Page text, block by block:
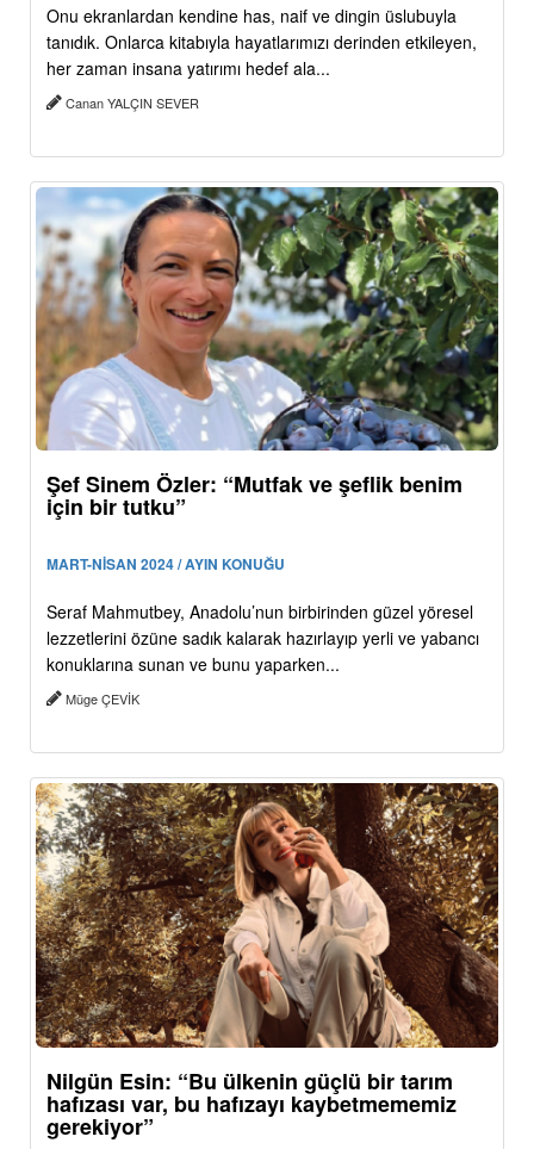
Onu ekranlardan kendine has, naif ve dingin üslubuyla
tanıdık. Onlarca kitabıyla hayatlarımızı derinden etkileyen,
her zaman insana yatırımı hedef ala...
Canan YALÇIN SEVER
Şef Sinem Özler: “Mutfak ve şeflik benim
için bir tutku”
MART-NİSAN 2024 / AYIN KONUĞU
Seraf Mahmutbey, Anadolu’nun birbirinden güzel yöresel
lezzetlerini özüne sadık kalarak hazırlayıp yerli ve yabancı
konuklarına sunan ve bunu yaparken...
Müge ÇEVİK
Nilgün Esin: “Bu ülkenin güçlü bir tarım
hafızası var, bu hafızayı kaybetmememiz
gerekiyor”